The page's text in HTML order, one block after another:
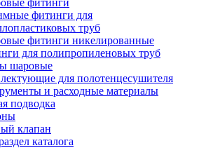
фитинги
фитинги для
труб
фитинги никелированные
для полипропиленовых труб
шаровые
для полотенцесушителя
и расходные материалы
подводка
клапан
каталога